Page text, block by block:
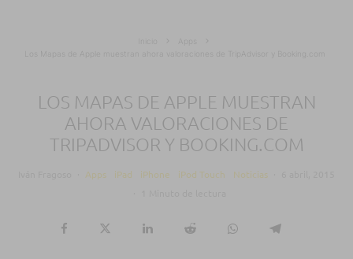
Apps
Los Mapas de Apple muestran ahora valoraciones de TripAdvisor y Booking.com
LOS MAPAS DE APPLE MUESTRAN
AHORA VALORACIONES DE
TRIPADVISOR Y BOOKING.COM
Apps iPad iPhone iPod Touch Noticias